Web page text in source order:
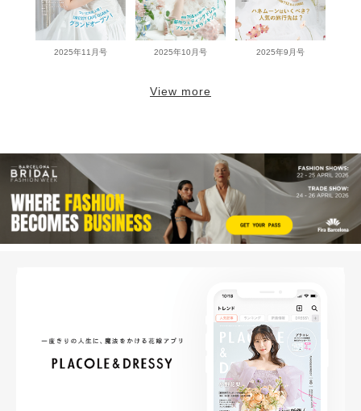
2025年11月号 2025年10月号 2025年9月号
View more